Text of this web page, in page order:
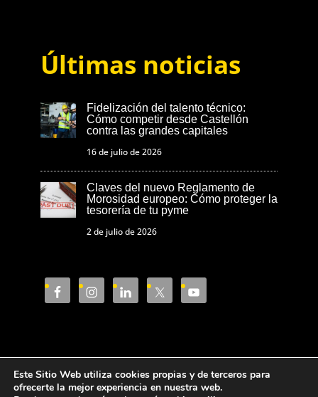
Últimas noticias
Fidelización del talento técnico:
Cómo competir desde Castellón
contra las grandes capitales
16 de julio de 2026
Claves del nuevo Reglamento de
Morosidad europeo: Cómo proteger la
tesorería de tu pyme
2 de julio de 2026
Aviso Legal
Política de privacidad
Este Sitio Web utiliza cookies propias y de terceros para
ofrecerte la mejor experiencia en nuestra web.